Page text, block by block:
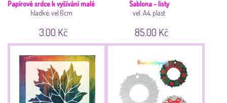
Papírové srdce k vyšívání malé
hladké, vel.6cm
3.00 Kč
Šablona - listy
vel. A4, plast
85.00 Kč